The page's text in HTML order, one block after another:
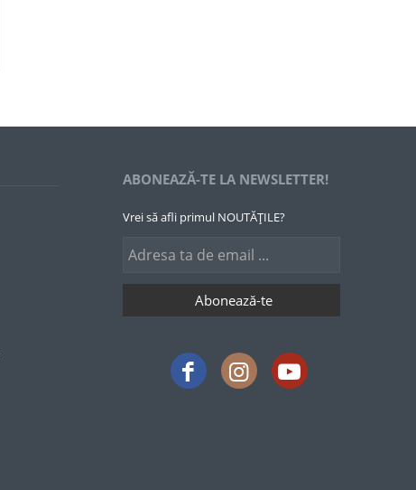
ABONEAZĂ-TE LA NEWSLETTER!
Vrei să afli primul NOUTĂȚILE?